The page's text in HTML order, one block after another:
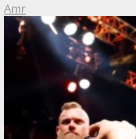
Amr